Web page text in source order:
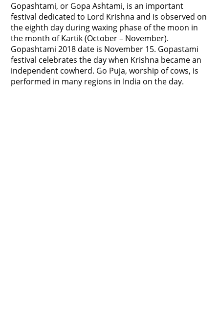
Gopashtami, or Gopa Ashtami, is an important
festival dedicated to Lord Krishna and is observed on
the eighth day during waxing phase of the moon in
the month of Kartik (October – November).
Gopashtami 2018 date is November 15. Gopastami
festival celebrates the day when Krishna became an
independent cowherd. Go Puja, worship of cows, is
performed in many regions in India on the day.